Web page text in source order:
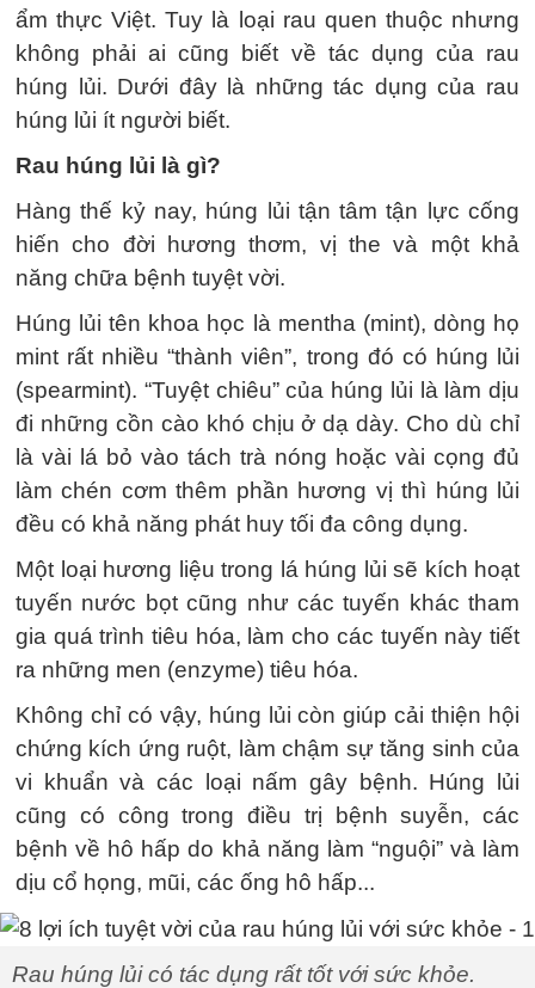
ẩm thực Việt. Tuy là loại rau quen thuộc nhưng
không phải ai cũng biết về tác dụng của rau
húng lủi. Dưới đây là những tác dụng của rau
húng lủi ít người biết.
Rau húng lủi là gì?
Hàng thế kỷ nay, húng lủi tận tâm tận lực cống
hiến cho đời hương thơm, vị the và một khả
năng chữa bệnh tuyệt vời.
Húng lủi tên khoa học là mentha (mint), dòng họ
mint rất nhiều “thành viên”, trong đó có húng lủi
(spearmint). “Tuyệt chiêu” của húng lủi là làm dịu
đi những cồn cào khó chịu ở dạ dày. Cho dù chỉ
là vài lá bỏ vào tách trà nóng hoặc vài cọng đủ
làm chén cơm thêm phần hương vị thì húng lủi
đều có khả năng phát huy tối đa công dụng.
Một loại hương liệu trong lá húng lủi sẽ kích hoạt
tuyến nước bọt cũng như các tuyến khác tham
gia quá trình tiêu hóa, làm cho các tuyến này tiết
ra những men (enzyme) tiêu hóa.
Không chỉ có vậy, húng lủi còn giúp cải thiện hội
chứng kích ứng ruột, làm chậm sự tăng sinh của
vi khuẩn và các loại nấm gây bệnh. Húng lủi
cũng có công trong điều trị bệnh suyễn, các
bệnh về hô hấp do khả năng làm “nguội” và làm
dịu cổ họng, mũi, các ống hô hấp...
Rau húng lủi có tác dụng rất tốt với sức khỏe.